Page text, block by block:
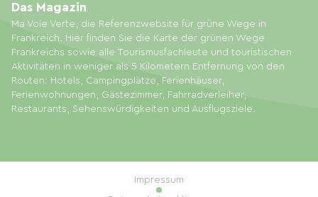
Ma Voie Verte, die Referenzwebsite für grüne Wege in
Frankreich. Hier finden Sie die Karte der grünen Wege
Frankreichs sowie alle Tourismusfachleute und touristischen
Aktivitäten in weniger als 5 Kilometern Entfernung von den
Routen: Hotels, Campingplätze, Ferienhäuser,
Ferienwohnungen, Gästezimmer, Fahrradverleiher,
Restaurants, Sehenswürdigkeiten und Ausflugsziele.
Das Magazin
Impressum